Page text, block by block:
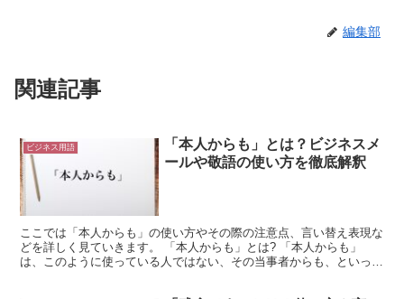
編集部
関連記事
ビジネス用語
「本人からも」とは？ビジネスメ
ールや敬語の使い方を徹底解釈
ここでは「本人からも」の使い方やその際の注意点、言い替え表現な
どを詳しく見ていきます。 「本人からも」とは? 「本人からも」
は、このように使っている人ではない、その当事者からも、といった